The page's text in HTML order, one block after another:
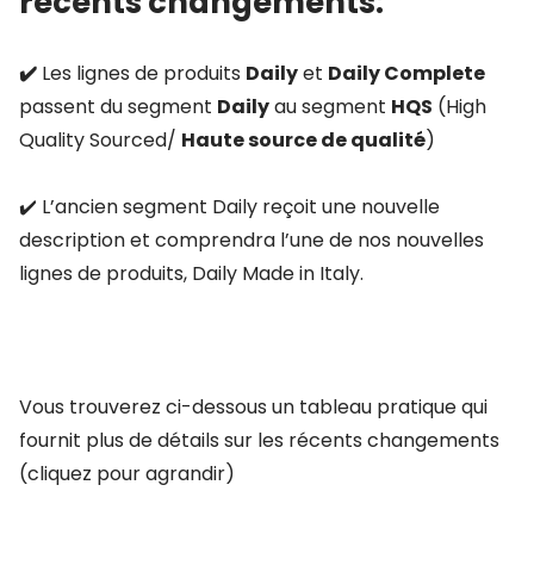
✔️ Les lignes de produits Dailyet Daily Complete
passent du segment Dailyau segment HQS (High
Quality Sourced/ Haute source dequalité)
✔️ L’ancien segment Daily reçoit une nouvelle
description et comprendra l’une de nos nouvelles
lignes de produits, Daily Made in Italy.
Vous trouverez ci-dessous un tableau pratique qui
fournit plus de détails sur les récents changements
(cliquez pour agrandir)